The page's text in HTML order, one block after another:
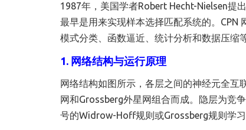
1987年，美国学者Robert Hecht-Nielsen提
最早是用来实现样本选择匹配系统的。CPN
模式分类、函数逼近、统计分析和数据压缩
1. 网络结构与运行原理
网络结构如图所示，各层之间的神经元全互
网和Grossberg外星网组合而成。隐层为竞
号的Widrow-Hoff规则或Grossberg规则学习